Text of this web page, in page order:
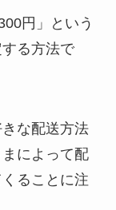
円」という
る方法で
な配送方法
によって配
ることに注